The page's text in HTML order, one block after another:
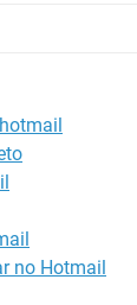
no Hotmail